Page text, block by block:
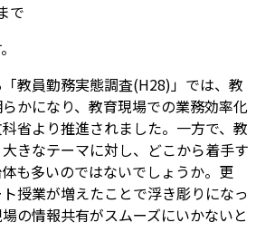
で
教員勤務実態調査(H28)」では、教
かになり、教育現場での業務効率化
省より推進されました。一方で、教
きなテーマに対し、どこから着手す
も多いのではないでしょうか。更
授業が増えたことで浮き彫りになっ
の情報共有がスムーズにいかないと